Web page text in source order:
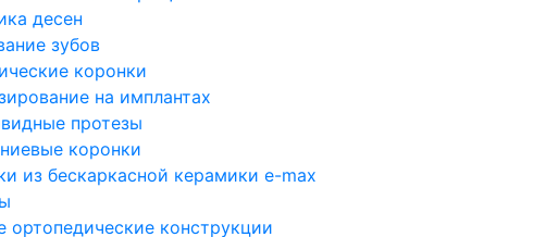
десен
зубов
коронки
на имплантах
протезы
коронки
из бескаркасной керамики e-max
ортопедические конструкции